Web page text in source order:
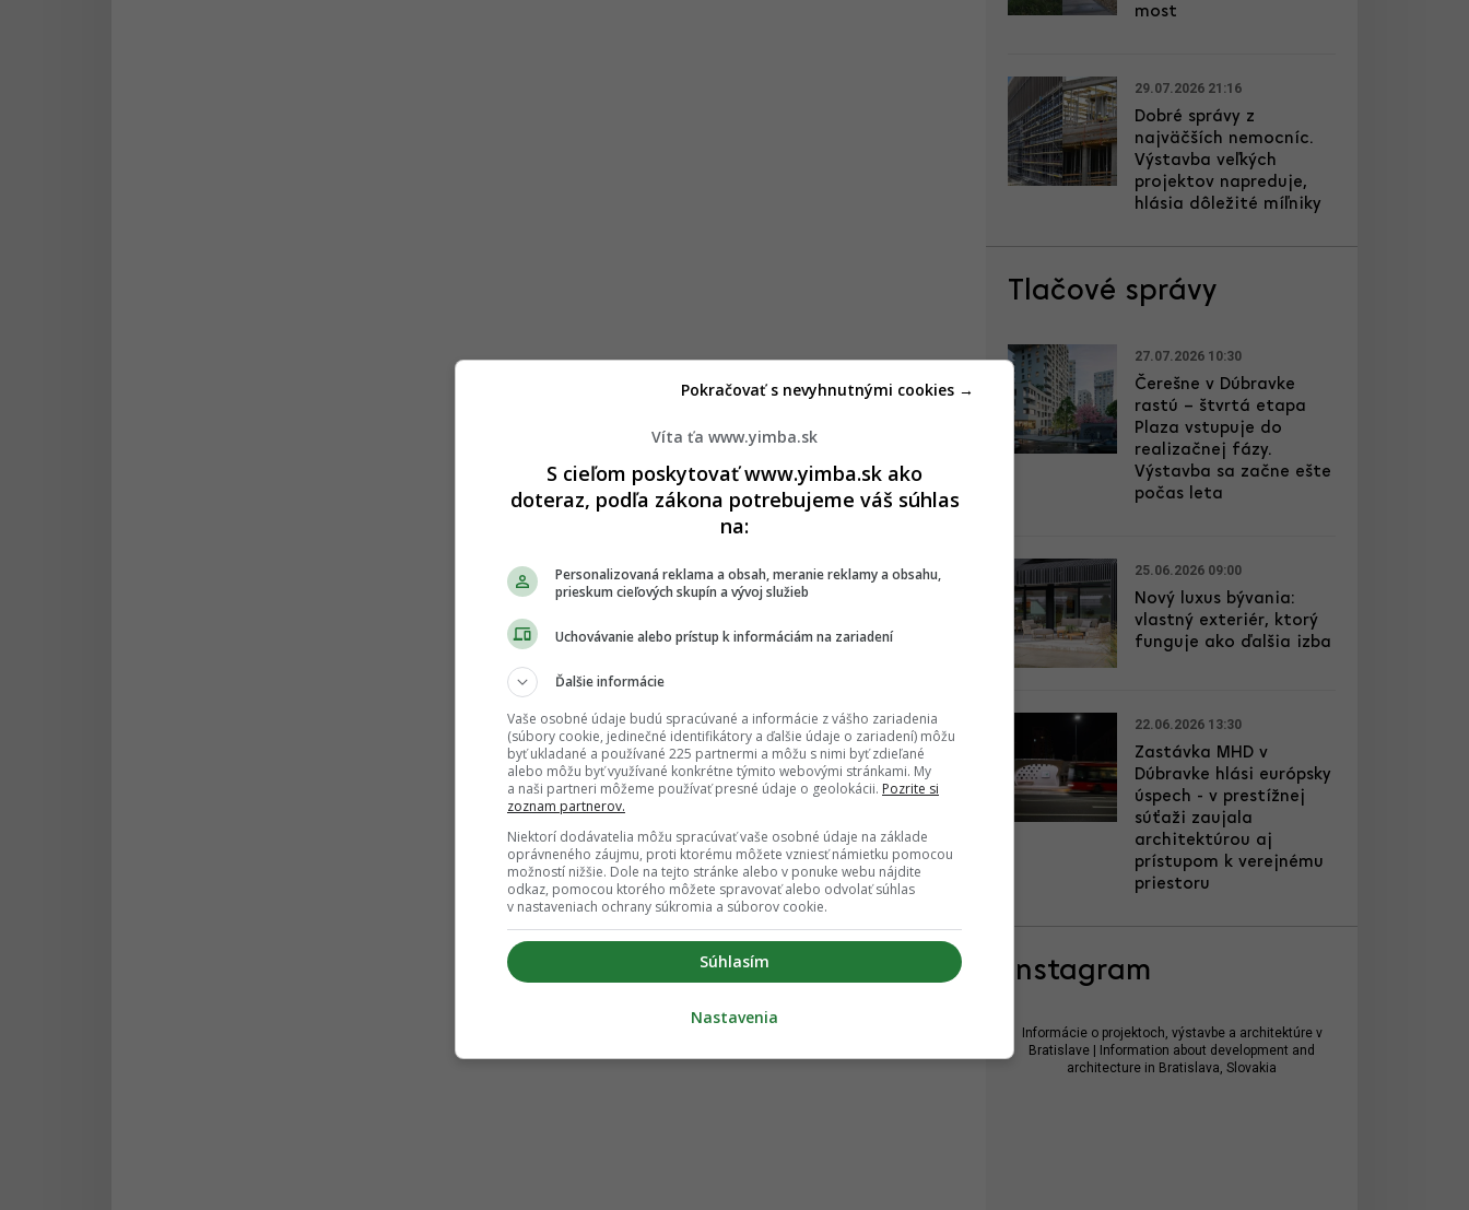
most
29.07.2026 21:16
Dobré správy z
najväčších nemocníc.
Výstavba veľkých
projektov napreduje,
hlásia dôležité míľniky
Tlačové správy
27.07.2026 10:30
Čerešne v Dúbravke
rastú – štvrtá etapa
Plaza vstupuje do
realizačnej fázy.
Výstavba sa začne ešte
počas leta
25.06.2026 09:00
Nový luxus bývania:
vlastný exteriér, ktorý
funguje ako ďalšia izba
22.06.2026 13:30
Zastávka MHD v
Dúbravke hlási európsky
úspech - v prestížnej
súťaži zaujala
architektúrou aj
prístupom k verejnému
priestoru
Instagram
Informácie o projektoch, výstavbe a architektúre v
Bratislave | Information about development and
architecture in Bratislava, Slovakia
Víta ťa www.yimba.sk
S cieľom poskytovať www.yimba.sk ako
doteraz, podľa zákona potrebujeme váš súhlas
na:
Personalizovaná reklama a obsah, meranie reklamy a obsahu,
prieskum cieľových skupín a vývoj služieb
Uchovávanie alebo prístup k informáciám na zariadení
Ďalšie informácie
Vaše osobné údaje budú spracúvané a informácie z vášho zariadenia
(súbory cookie, jedinečné identifikátory a ďalšie údaje o zariadení) môžu
byť ukladané a používané 225 partnermi a môžu s nimi byť zdieľané
alebo môžu byť využívané konkrétne týmito webovými stránkami. My
a naši partneri môžeme používať presné údaje o geolokácii. Pozrite si
zoznam partnerov.
Niektorí dodávatelia môžu spracúvať vaše osobné údaje na základe
oprávneného záujmu, proti ktorému môžete vzniesť námietku pomocou
možností nižšie. Dole na tejto stránke alebo v ponuke webu nájdite
odkaz, pomocou ktorého môžete spravovať alebo odvolať súhlas
v nastaveniach ochrany súkromia a súborov cookie.
Súhlasím
Pokračovať s nevyhnutnými cookies →
Nastavenia